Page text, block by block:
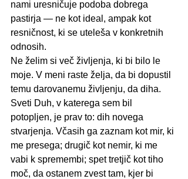
nami uresničuje podoba dobrega
pastirja — ne kot ideal, ampak kot
resničnost, ki se uteleša v konkretnih
odnosih.
Ne želim si več življenja, ki bi bilo le
moje. V meni raste želja, da bi dopustil
temu darovanemu življenju, da diha.
Sveti Duh, v katerega sem bil
potopljen, je prav to: dih novega
stvarjenja. Včasih ga zaznam kot mir, ki
me presega; drugič kot nemir, ki me
vabi k spremembi; spet tretjič kot tiho
moč, da ostanem zvest tam, kjer bi